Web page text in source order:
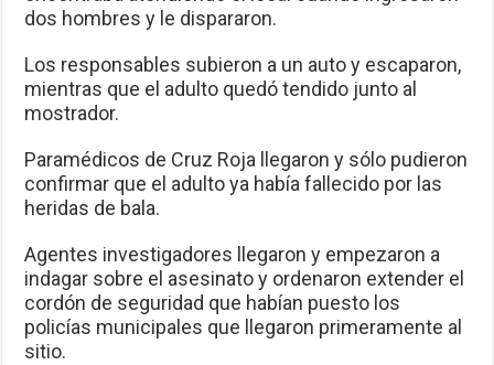
dos hombres y le dispararon.
Los responsables subieron a un auto y escaparon,
mientras que el adulto quedó tendido junto al
mostrador.
Paramédicos de Cruz Roja llegaron y sólo pudieron
confirmar que el adulto ya había fallecido por las
heridas de bala.
Agentes investigadores llegaron y empezaron a
indagar sobre el asesinato y ordenaron extender el
cordón de seguridad que habían puesto los
policías municipales que llegaron primeramente al
sitio.